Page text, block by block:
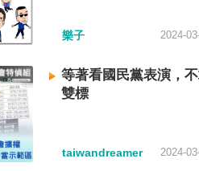
樂子 2024-
等著看國民黨表演，
雙標
taiwandreamer 2024-